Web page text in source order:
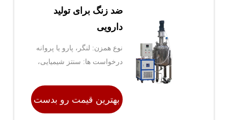
ضد زنگ برای تولید
دارویی
نوع همزن: لنگر، پارو یا پروانه
درخواست ها: سنتز شیمیایی،
بهترین قیمت رو بدست